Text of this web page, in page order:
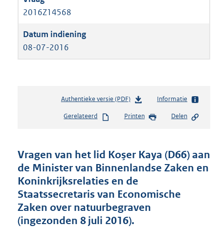
2016Z14568
08-07-2016
Authentieke versie (PDF)b
s
d
s
g
r
o
t
Informatie
Gerelateerd Printen Delen
Vragen van het lid Koşer Kaya (D66) aan
de Minister van Binnenlandse Zaken en
Koninkrijksrelaties en de
Staatssecretaris van Economische
Zaken over natuurbegraven
(ingezonden 8 juli 2016).